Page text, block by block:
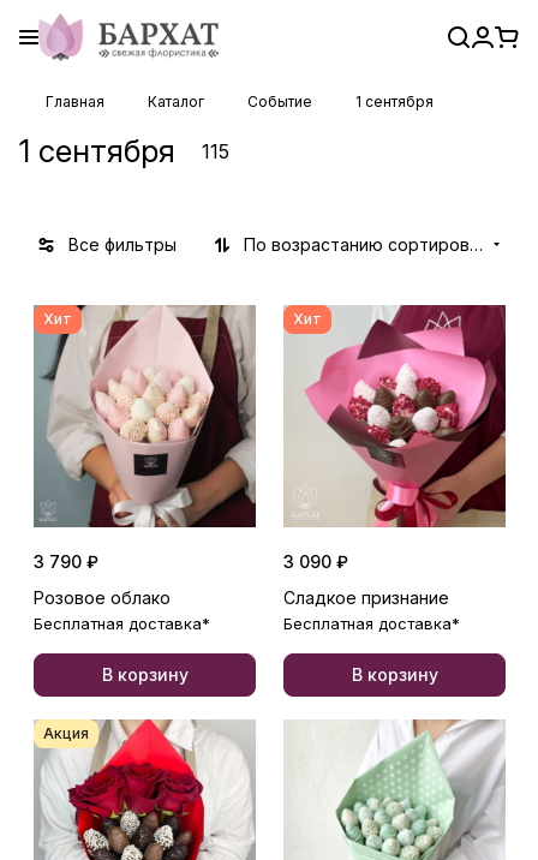
Главная Каталог Событие 1 сентября
1 сентября 115
Все фильтры По возрастанию сортировки
Хит
3 790 ₽
Розовое облако
Бесплатная доставка*
В корзину
Хит
3 090 ₽
Сладкое признание
Бесплатная доставка*
В корзину
Акция